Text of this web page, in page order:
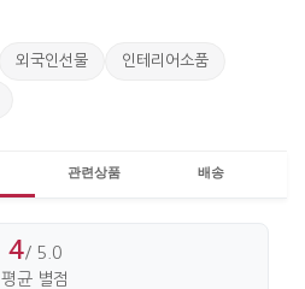
외국인선물 인테리어소품
관련상품 배송
4/ 5.0
평균 별점